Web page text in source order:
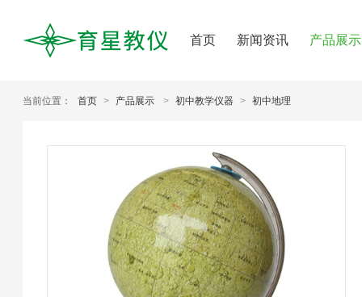
首页 新闻资讯 产品展示
当前位置： 首页 > 产品展示 > 初中教学仪器 > 初中地理